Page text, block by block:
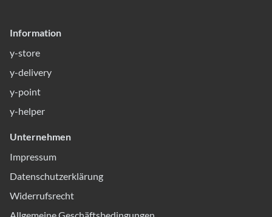
Information
y-store
y-delivery
y-point
y-helper
Unternehmen
Impressum
Datenschutzerklärung
Widerrufsrecht